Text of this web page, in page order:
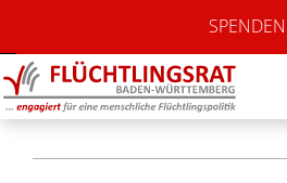
SPENDEN
Kenzingen